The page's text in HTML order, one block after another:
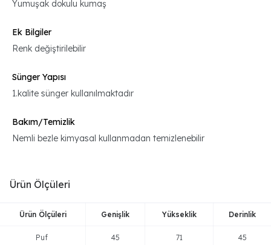
Yumuşak dokulu kumaş
Ek Bilgiler
Renk değiştirilebilir
Sünger Yapısı
1.kalite sünger kullanılmaktadır
Bakım/Temizlik
Nemli bezle kimyasal kullanmadan temizlenebilir
Ürün Ölçüleri
Ürün Ölçüleri Genişlik Yükseklik Derinlik
Puf 45 71 45